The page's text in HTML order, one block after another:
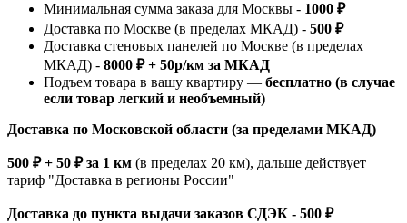
Минимальная сумма заказа для Москвы - 1000 ₽
Доставка по Москве (в пределах МКАД) - 500 ₽
Доставка стеновых панелей по Москве (в пределах
МКАД) - 8000 ₽ + 50р/км за МКАД
Подъем товара в вашу квартиру — бесплатно (в случае
если товар легкий и необъемный)
Доставка по Московской области (за пределами МКАД)
500 ₽ + 50 ₽ за 1 км (в пределах 20 км), дальше действует
тариф "Доставка в регионы России"
Доставка до пункта выдачи заказов СДЭК - 500 ₽